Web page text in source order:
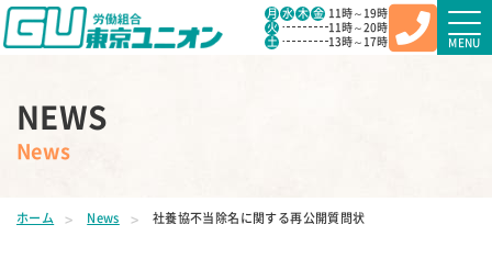
月 水 木 金 11時～19時
火
11時～20時
土
13時～17時 MENU
NEWS
News
ホーム News 社養協不当除名に関する再公開質問状